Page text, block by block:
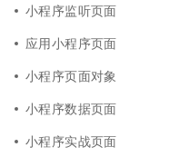
小程序监听页面
应用小程序页面
小程序页面对象
小程序数据页面
小程序实战页面